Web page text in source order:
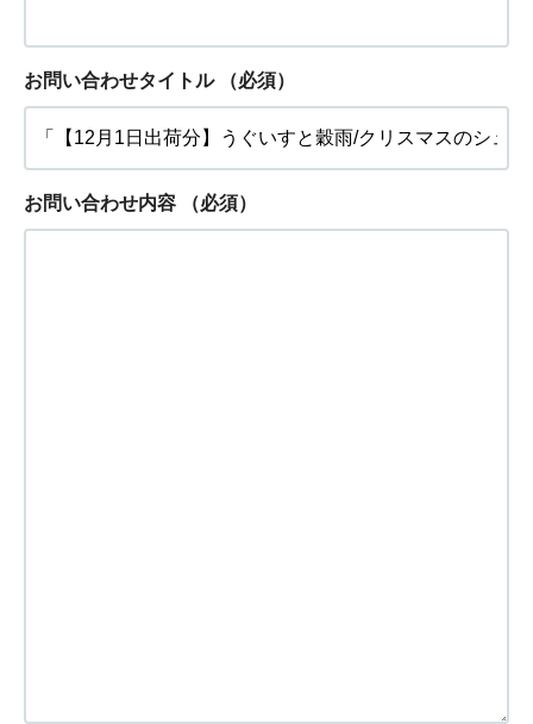
お問い合わせタイトル （必須）
お問い合わせ内容 （必須）